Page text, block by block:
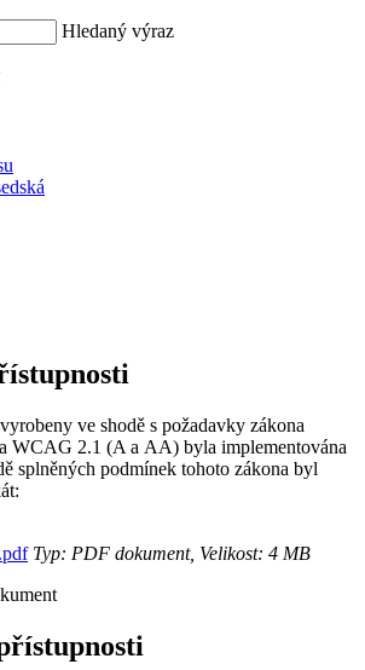
Hledaný výraz
ve shodě s požadavky zákona
WCAG 2.1 (A a AA) byla implementována
splněných podmínek tohoto zákona byl
Typ: PDF dokument, Velikost: 4 MB